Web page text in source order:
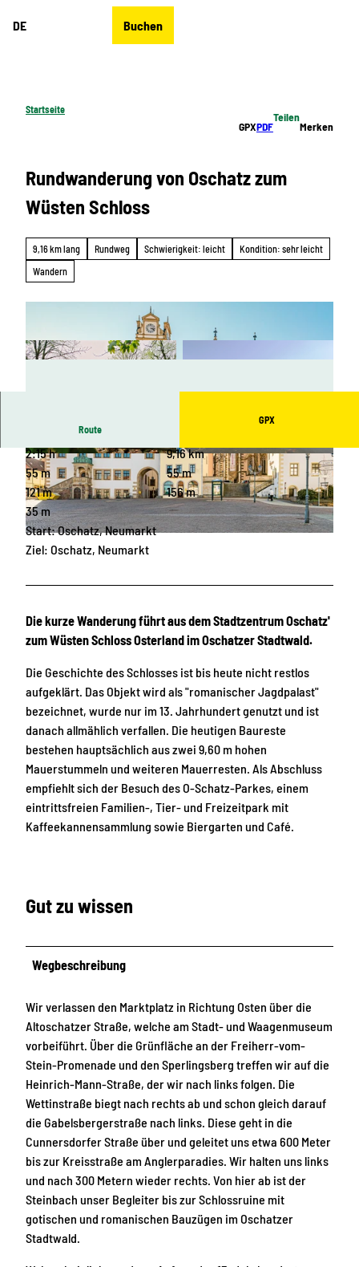
DE Buchen
Startseite
GPXPDF
Teilen
Merken
Rundwanderung von Oschatz zum
Wüsten Schloss
9,16 km lang Rundweg Schwierigkeit: leicht
Kondition: sehr leicht
Wandern
© SV Oschatz, LEIPZIG REGION
© Wolfgang Siesing, LEIPZIG REGION, SIESIN
G
Route
GPX
2:15 h
9,16 km
55 m
55 m
121 m
156 m
35 m
Start: Oschatz, Neumarkt
Ziel: Oschatz, Neumarkt
Die kurze Wanderung führt aus dem Stadtzentrum Oschatz'
zum Wüsten Schloss Osterland im Oschatzer Stadtwald.
Die Geschichte des Schlosses ist bis heute nicht restlos
aufgeklärt. Das Objekt wird als "romanischer Jagdpalast"
bezeichnet, wurde nur im 13. Jahrhundert genutzt und ist
danach allmählich verfallen. Die heutigen Baureste
bestehen hauptsächlich aus zwei 9,60 m hohen
Mauerstummeln und weiteren Mauerresten. Als Abschluss
empfiehlt sich der Besuch des O-Schatz-Parkes, einem
eintrittsfreien Familien-, Tier- und Freizeitpark mit
Kaffeekannensammlung sowie Biergarten und Café.
Gut zu wissen
Wegbeschreibung
Wir verlassen den Marktplatz in Richtung Osten über die
Altoschatzer Straße, welche am Stadt- und Waagenmuseum
vorbeiführt. Über die Grünfläche an der Freiherr-vom-
Stein-Promenade und den Sperlingsberg treffen wir auf die
Heinrich-Mann-Straße, der wir nach links folgen. Die
Wettinstraße biegt nach rechts ab und schon gleich darauf
die Gabelsbergerstraße nach links. Diese geht in die
Cunnersdorfer Straße über und geleitet uns etwa 600 Meter
bis zur Kreisstraße am Anglerparadies. Wir halten uns links
und nach 300 Metern wieder rechts. Von hier ab ist der
Steinbach unser Begleiter bis zur Schlossruine mit
gotischen und romanischen Bauzügen im Oschatzer
Stadtwald.